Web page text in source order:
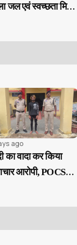
जल एवं स्वच्छता मिशन
ago
का वादा कर किया
आरोपी, POCSO